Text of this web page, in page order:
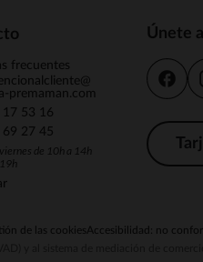
frecuentes
premaman.com
17 53 16
69 27 45
de 10h a 14h
Únete
de las cookiesAccesibilidad: no